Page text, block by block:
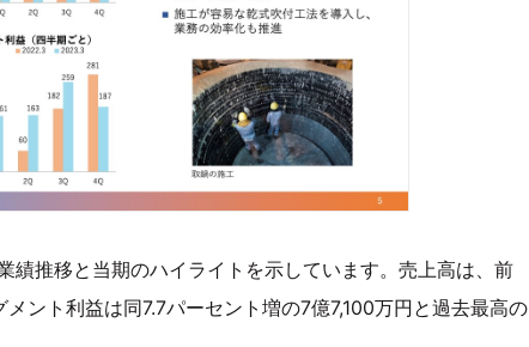
績推移と当期のハイライトを示しています。売上高は、前
ント利益は同7.7パーセント増の7億7,100万円と過去最高の